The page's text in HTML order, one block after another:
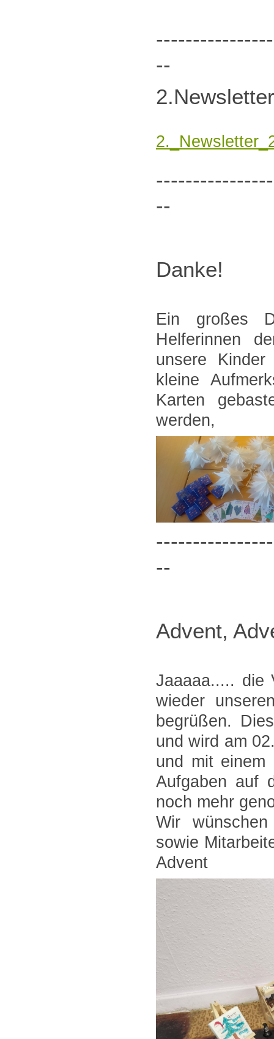
--
2.Newsletter
--
Danke!
Ein großes
Helferinnen
unsere
kleine
Karten
werden,
--
Advent,
Jaaaaa..... die
wieder
begrüßen.
und wird am
und mit einem
Aufgaben auf
noch mehr
Wir
sowie
Advent